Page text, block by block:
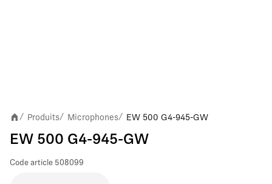
/ Produits/ Microphones/ EW 500 G4-945-GW
EW 500 G4-945-GW
Code article 508099